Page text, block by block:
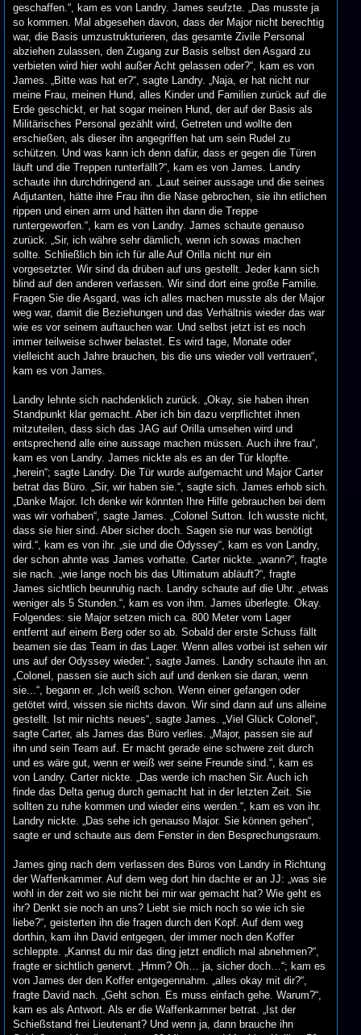
geschaffen.“, kam es von Landry. James seufzte. „Das musste ja
so kommen. Mal abgesehen davon, dass der Major nicht berechtig
war, die Basis umzustrukturieren, das gesamte Zivile Personal
abziehen zulassen, den Zugang zur Basis selbst den Asgard zu
verbieten wird hier wohl außer Acht gelassen oder?“, kam es von
James. „Bitte was hat er?“, sagte Landry. „Naja, er hat nicht nur
meine Frau, meinen Hund, alles Kinder und Familien zurück auf die
Erde geschickt, er hat sogar meinen Hund, der auf der Basis als
Militärisches Personal gezählt wird, Getreten und wollte den
erschießen, als dieser ihn angegriffen hat um sein Rudel zu
schützen. Und was kann ich denn dafür, dass er gegen die Türen
läuft und die Treppen runterfällt?“, kam es von James. Landry
schaute ihn durchdringend an. „Laut seiner aussage und die seines
Adjutanten, hätte ihre Frau ihn die Nase gebrochen, sie ihn etlichen
rippen und einen arm und hätten ihn dann die Treppe
runtergeworfen.“, kam es von Landry. James schaute genauso
zurück. „Sir, ich währe sehr dämlich, wenn ich sowas machen
sollte. Schließlich bin ich für alle Auf Orilla nicht nur ein
vorgesetzter. Wir sind da drüben auf uns gestellt. Jeder kann sich
blind auf den anderen verlassen. Wir sind dort eine große Familie.
Fragen Sie die Asgard, was ich alles machen musste als der Major
weg war, damit die Beziehungen und das Verhältnis wieder das war
wie es vor seinem auftauchen war. Und selbst jetzt ist es noch
immer teilweise schwer belastet. Es wird tage, Monate oder
vielleicht auch Jahre brauchen, bis die uns wieder voll vertrauen“,
kam es von James.
Landry lehnte sich nachdenklich zurück. „Okay, sie haben ihren
Standpunkt klar gemacht. Aber ich bin dazu verpflichtet ihnen
mitzuteilen, dass sich das JAG auf Orilla umsehen wird und
entsprechend alle eine aussage machen müssen. Auch ihre frau“,
kam es von Landry. James nickte als es an der Tür klopfte.
„herein“; sagte Landry. Die Tür wurde aufgemacht und Major Carter
betrat das Büro. „Sir, wir haben sie.“, sagte sich. James erhob sich.
„Danke Major. Ich denke wir könnten Ihre Hilfe gebrauchen bei dem
was wir vorhaben“, sagte James. „Colonel Sutton. Ich wusste nicht,
dass sie hier sind. Aber sicher doch. Sagen sie nur was benötigt
wird.“, kam es von ihr. „sie und die Odyssey“, kam es von Landry,
der schon ahnte was James vorhatte. Carter nickte. „wann?“, fragte
sie nach. „wie lange noch bis das Ultimatum abläuft?“, fragte
James sichtlich beunruhig nach. Landry schaute auf die Uhr. „etwas
weniger als 5 Stunden.“, kam es von ihm. James überlegte. Okay.
Folgendes: sie Major setzen mich ca. 800 Meter vom Lager
entfernt auf einem Berg oder so ab. Sobald der erste Schuss fällt
beamen sie das Team in das Lager. Wenn alles vorbei ist sehen wir
uns auf der Odyssey wieder.“, sagte James. Landry schaute ihn an.
„Colonel, passen sie auch sich auf und denken sie daran, wenn
sie...“, begann er. „Ich weiß schon. Wenn einer gefangen oder
getötet wird, wissen sie nichts davon. Wir sind dann auf uns alleine
gestellt. Ist mir nichts neues“, sagte James. „Viel Glück Colonel“,
sagte Carter, als James das Büro verlies. „Major, passen sie auf
ihn und sein Team auf. Er macht gerade eine schwere zeit durch
und es wäre gut, wenn er weiß wer seine Freunde sind.“, kam es
von Landry. Carter nickte. „Das werde ich machen Sir. Auch ich
finde das Delta genug durch gemacht hat in der letzten Zeit. Sie
sollten zu ruhe kommen und wieder eins werden.“, kam es von ihr.
Landry nickte. „Das sehe ich genauso Major. Sie können gehen“,
sagte er und schaute aus dem Fenster in den Besprechungsraum.
James ging nach dem verlassen des Büros von Landry in Richtung
der Waffenkammer. Auf dem weg dort hin dachte er an JJ: „was sie
wohl in der zeit wo sie nicht bei mir war gemacht hat? Wie geht es
ihr? Denkt sie noch an uns? Liebt sie mich noch so wie ich sie
liebe?“, geisterten ihn die fragen durch den Kopf. Auf dem weg
dorthin, kam ihn David entgegen, der immer noch den Koffer
schleppte. „Kannst du mir das ding jetzt endlich mal abnehmen?“,
fragte er sichtlich genervt. „Hmm? Oh… ja, sicher doch…“; kam es
von James der den Koffer entgegennahm. „alles okay mit dir?“,
fragte David nach. „Geht schon. Es muss einfach gehe. Warum?“,
kam es als Antwort. Als er die Waffenkammer betrat. „Ist der
Schießstand frei Lieutenant? Und wenn ja, dann brauche ihn